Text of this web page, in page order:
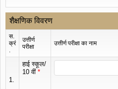
शैक्षणिक विवरण
स.
क्रं
.
उत्तीर्ण
परीक्षा
उत्तीर्ण परीक्षा का नाम
1.
हाई स्कूल/
10 वीं*